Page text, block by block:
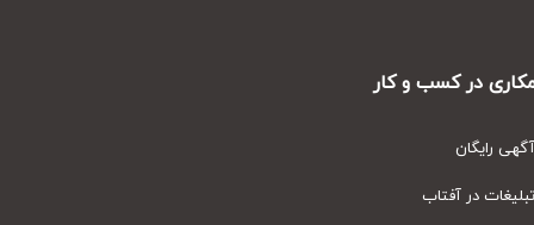
در کسب و کار
رایگان
در آفتاب